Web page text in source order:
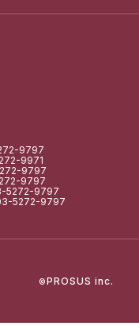
9797
9971
9797
9797
9797
5272-9797
©PROSUS inc.